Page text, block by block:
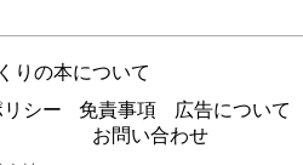
りの本について
シー 免責事項
広告について
お問い合わせ